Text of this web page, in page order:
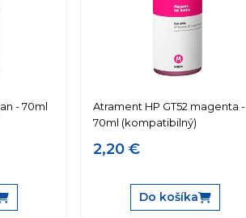
- 70ml
Atrament HP GT52 magenta -
70ml (kompatibilný)
2,20 €
Do košíka